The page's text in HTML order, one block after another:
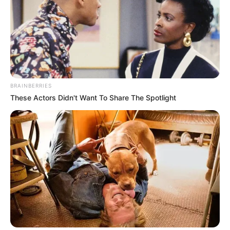
BRAINBERRIES
These Actors Didn't Want To Share The Spotlight